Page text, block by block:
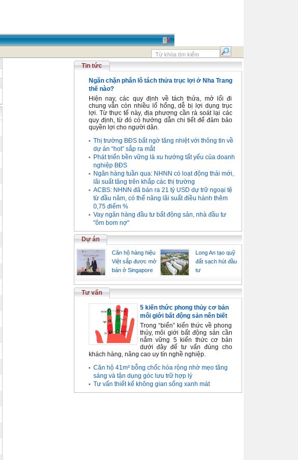
Tin tức
Ngăn chặn phân lô tách thửa trục lợi ở Nha Trang
thế nào?
Hiện nay, các quy định về tách thửa, mở lối đi
chung vẫn còn nhiều lổ hổng, dễ bị lợi dụng trục
lợi. Từ thực tế này, địa phương cần rà soát lại các
quy định, từ đó có hướng dẫn chi tiết để đảm bảo
quyền lợi cho người dân.
Thị trường BĐS bất ngờ tăng nhiệt với thông tin về
dự án “hot” sắp ra mắt
Phát triển bền vững là xu hướng tất yếu của doanh
nghiệp BĐS
Ngân hàng tuần qua: NHNN có loạt động thái mới,
lãi suất tăng trên khắp các thị trường
ACBS: NHNN đã bán ra 21 tỷ USD dự trữ ngoại tệ
từ đầu năm, có thể nâng lãi suất điều hành thêm
0,75 điểm %
Vay ngân hàng đầu tư bất động sản, nhà đầu tư
"ôm bom nợ"
Dự án
Căn hộ hàng hiệu
Việt sắp được mở
bán ở Singapore
Long An tạo quỹ
đất sạch hút đầu
tư
Tư vấn
5 kiến thức phong thủy cơ bản
môi giới bất động sản nên biết
Trong “biển” kiến thức về phong
thủy, môi giới bất động sản cần
nắm vững 5 kiến thức cơ bản
dưới đây để tư vấn đúng cho
khách hàng, nâng cao uy tín nghề nghiệp.
Căn hộ 41m² bỗng chốc hóa rộng nhờ mẹo tăng
sáng và tận dụng góc lưu trữ hợp lý
Tư vấn thiết kế không gian sống xanh mát